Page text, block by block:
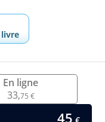
livre
En ligne
33,75 €
45